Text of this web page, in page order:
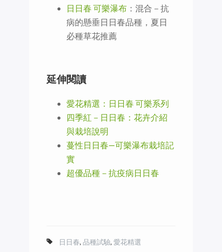
日日春 可樂瀑布 ：混合－抗
病的懸垂日日春品種，夏日
必種草花推薦
延伸閱讀
愛花精選：日日春 可樂系列
四季紅－日日春：花卉介紹
與栽培說明
蔓性日日春—可樂瀑布栽培記
實
超優品種－抗疫病日日春
日日春, 品種試驗, 愛花精選